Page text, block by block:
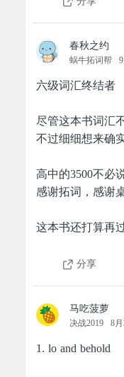
春秋之约
蜗牛拓词帮
六级词汇终结者
尽管这本书词汇
不过细细想来确
高中的3500不必
感谢拓词，感谢
这本书还打算再
分享
马吃菠萝
决战2019 8
1. lo and behold